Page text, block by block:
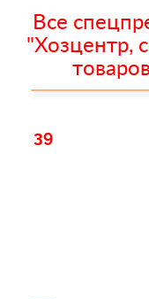
Все
"Хозцентр,
39